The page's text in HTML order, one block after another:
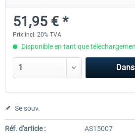
38,27 € *
51,95 € *
Prix incl. 20% TVA
Disponible en tant que
Se souv.
Réf. d'article :
AS15007